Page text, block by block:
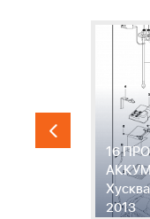
16
2013